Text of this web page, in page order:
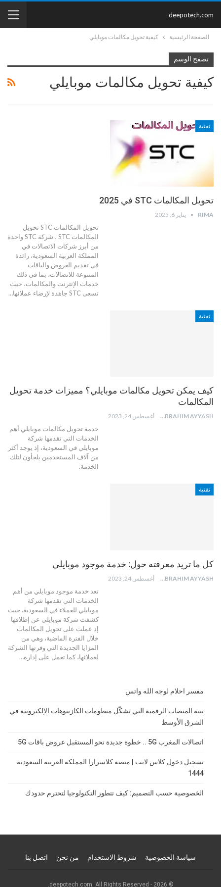
deepotech.com
الصفحة الرئيسية كيفية تحويل مكالمات موبايلي
تصفح الوسم
كيفية تحويل مكالمات موبايلي
تقنية
تحويل المكالمات STC في 2025
RIMA يناير 6, 2025
تحويل المكالمات STC
تحويل
المكالمات STC ، شركة STC واحدة
من أبرز شركات الاتصالات في
المملكة العربية السعودية، رائدة
في تقديم العروض والباقات
المتنوعة للاتصالات، بما في ذلك
خدمات الإنترنت والمكالمات، حيث
تسعى STC جاهدة لإرضاء عملائها
…
تقنية
كيف يمكن تحويل مكالمات موبايلي؟ مميزات خدمة تحويل
المكالمات
BUTHAINA IBRAHIM AYYASH أغسطس 24, 2023
خدمة تحويل مكالمات موبايلي أهم
الخدمات التي تقدمها شركة
موبايلي في السعودية، إذ يوجد أكثر
من آلاف المستخدمين يلجأون لتلك
الخدمة.
تقنية
كل ما تريد معرفته حول: خدمة موجود موبايلي
BUTHAINA IBRAHIM AYYASH أغسطس 24, 2023
تعد خدمة موجود موبايلي من أهم
الخدمات التي تقدمها شركة
موبايلي للعملاء في السعودية. حيث
كشفت شركة موبايلي عن إطلاقها
إذ عملت على تحويل المكالمات
خلال الفترة الماضية، وهي من
المزايا الجديدة التي وفرتها الشركة
لعملائها، كما تعمل على إدارة…
مفسر احلام لوجه الله واتس
بنية المنصات الرقمية التي تشكّل منظومات الكازينوهات الإلكترونية في
الشرق الأوسط
اتصالات المغرب 5G .. خطوة جديدة نحو المستقبل عروض باقات 5G
تسجيل دخول كلاس لايت | منصة كلاسرارا المملكة العربية السعودية
1444
الخصوصية حسب التصميم: كيف تتطور التكنولوجيا لتحترم حدودك
سياسة الخصوصية شروط الاستخدام من نحن اتصل بنا
© 2026 - deepotech.com. All Rights Reserved.